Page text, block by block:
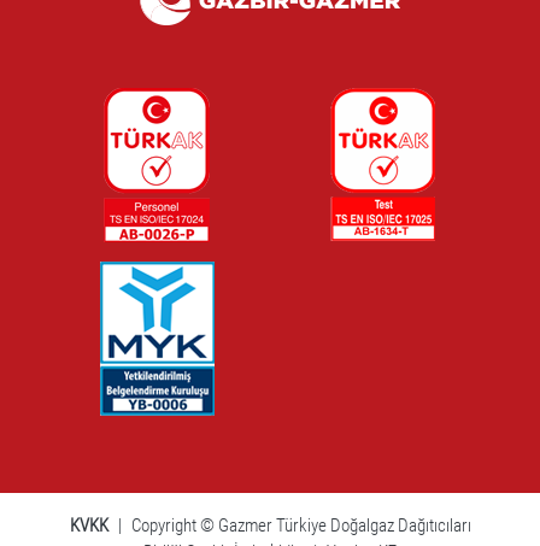
KVKK | Copyright © Gazmer Türkiye Doğalgaz Dağıtıcıları